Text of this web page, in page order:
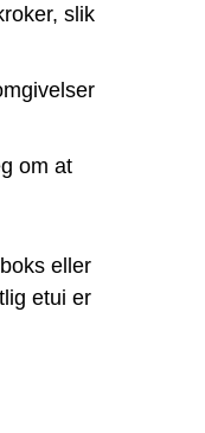
slik
om at
eller
etui er